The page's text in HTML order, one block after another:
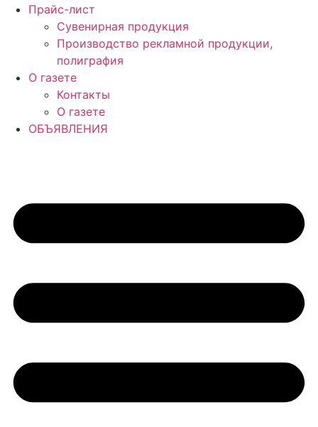
Прайс-лист
Сувенирная продукция
Производство рекламной продукции,
полиграфия
О газете
Контакты
О газете
ОБЪЯВЛЕНИЯ